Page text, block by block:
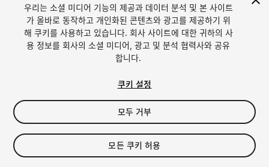
4
$4.99
우리는 소셜 미디어 기능의 제공과 데이터 분석 및 본 사이트
가 올바로 동작하고 개인화된 콘텐츠와 광고를 제공하기 위
해 쿠키를 사용하고 있습니다. 회사 사이트에 대한 귀하의 사
용 정보를 회사의 소셜 미디어, 광고 및 분석 협력사와 공유
합니다.
쿠키 설정
모두 거부
모든 쿠키 허용